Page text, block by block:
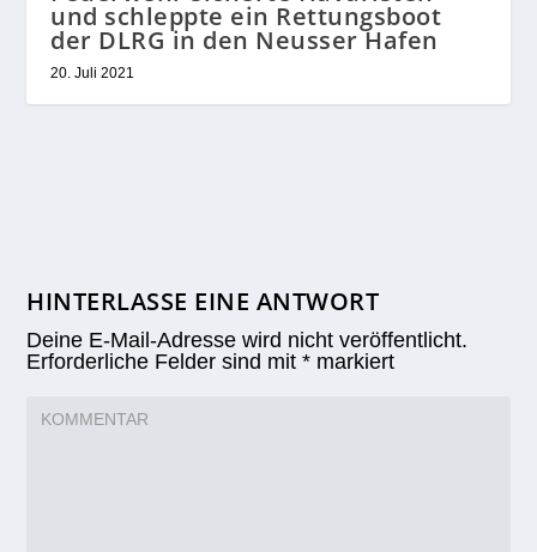
und schleppte ein Rettungsboot
der DLRG in den Neusser Hafen
20. Juli 2021
HINTERLASSE EINE ANTWORT
Deine E-Mail-Adresse wird nicht veröffentlicht.
Erforderliche Felder sind mit* markiert